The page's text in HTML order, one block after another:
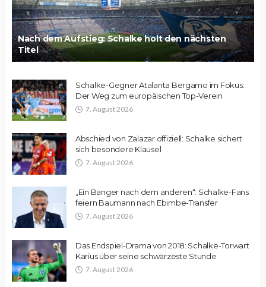
Nach dem Aufstieg: Schalke holt den nächsten
Titel
Schalke-Gegner Atalanta Bergamo im Fokus:
Der Weg zum europäischen Top-Verein
7. August 2026
Abschied von Zalazar offiziell: Schalke sichert
sich besondere Klausel
7. August 2026
„Ein Banger nach dem anderen“: Schalke-Fans
feiern Baumann nach Ebimbe-Transfer
7. August 2026
Das Endspiel-Drama von 2018: Schalke-Torwart
Karius über seine schwärzeste Stunde
7. August 2026